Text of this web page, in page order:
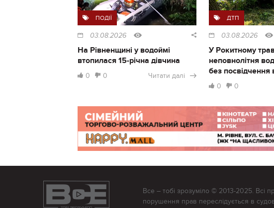
ПОДІЇ
03.08.2026
На Рівненщині у водоймі
втопилася 15-річна дівчина
0 0 Читати далі
ДТП
03.08.2026
У Рокитному
неповнолітня
без посвідчення
0 0
Все – тобі зрозуміло © 2013-2025. Всі
порушення прав переслідується в